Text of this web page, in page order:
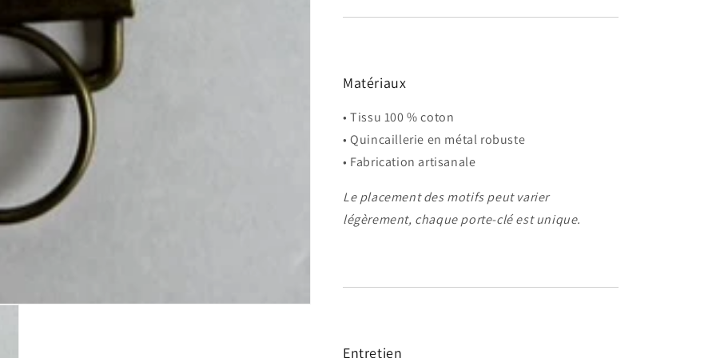
Matériaux
• Tissu 100 % coton
• Quincaillerie en métal robuste
• Fabrication artisanale
Le placement des motifs peut varier
légèrement, chaque porte-clé est unique.
Entretien